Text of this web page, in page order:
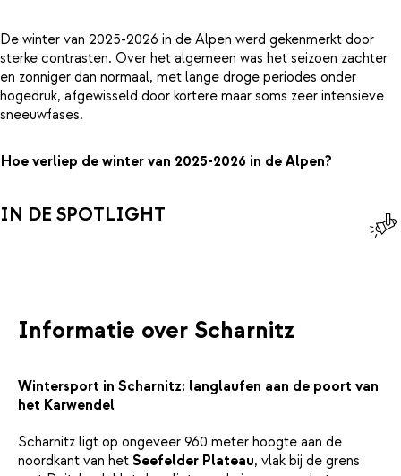
De winter van 2025-2026 in de Alpen werd gekenmerkt door
sterke contrasten. Over het algemeen was het seizoen zachter
en zonniger dan normaal, met lange droge periodes onder
hogedruk, afgewisseld door kortere maar soms zeer intensieve
sneeuwfases.
Hoe verliep de winter van 2025-2026 in de Alpen?
IN DE SPOTLIGHT
Informatie over Scharnitz
Wintersport in Scharnitz: langlaufen aan de poort van
het Karwendel
Scharnitz ligt op ongeveer 960 meter hoogte aan de
noordkant van het Seefelder Plateau, vlak bij de grens